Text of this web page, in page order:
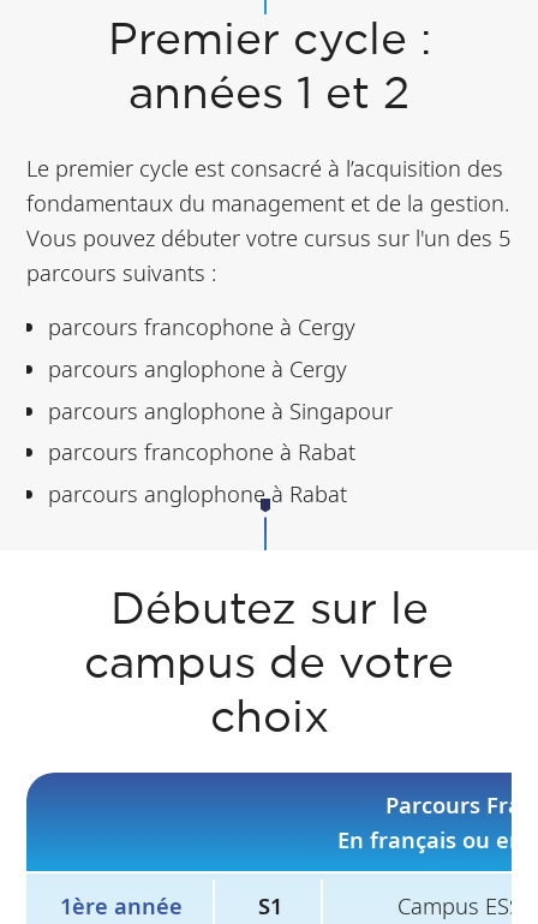
Premier cycle :
années 1 et 2
Le premier cycle est consacré à l’acquisition des
fondamentaux du management et de la gestion.
Vous pouvez débuter votre cursus sur l'un des 5
parcours suivants :
parcours francophone à Cergy
parcours anglophone à Cergy
parcours anglophone à Singapour
parcours francophone à Rabat
parcours anglophone à Rabat
Débutez sur le
campus de votre
choix
Parcours
En français ou en
1ère année S1
Campus